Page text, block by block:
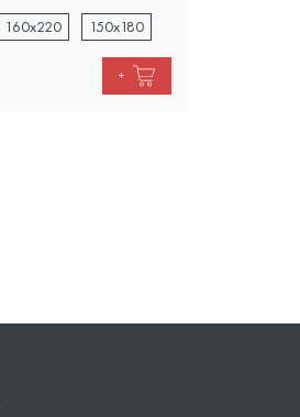
160х220 150х180
+